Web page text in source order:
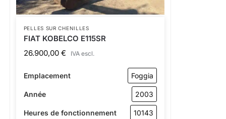
PELLES SUR CHENILLES
FIAT KOBELCO E115SR
26.900,00 € IVA escl.
Emplacement Foggia
Année 2003
Heures de fonctionnement 10143